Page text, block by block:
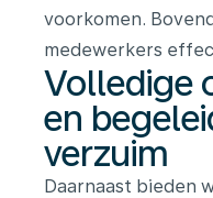
voorkomen.
medewerkers
Volledige
en
verzuim
Daarnaast bieden